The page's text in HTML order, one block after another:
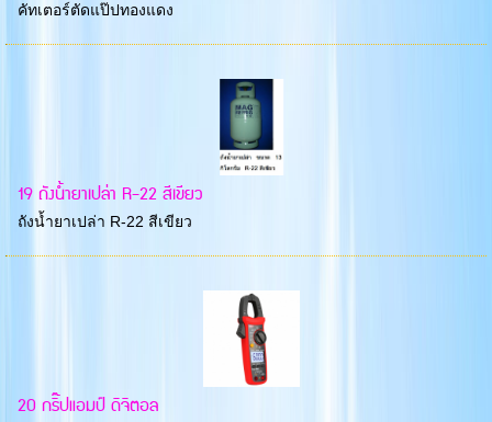
คัทเตอร์ตัดแป๊ปทองแดง
19 ถังน้ำยาเปล่า R-22 สีเขียว
ถังน้ำยาเปล่า R-22 สีเขียว
20 กริ๊ปแอมป์ ดิจิตอล